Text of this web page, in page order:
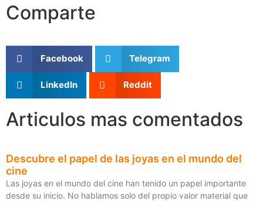
Comparte
Facebook Telegram
LinkedIn Reddit
Articulos mas comentados
Descubre el papel de las joyas en el mundo del
cine
Las joyas en el mundo del cine han tenido un papel importante
desde su inicio. No hablamos solo del propio valor material que